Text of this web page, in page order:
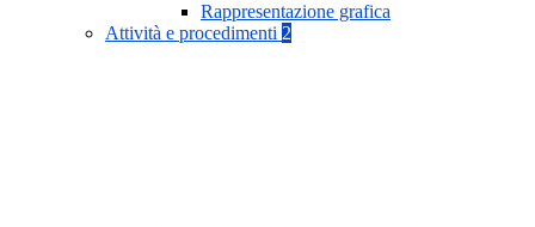
Rappresentazione grafica
Attività e procedimenti 2